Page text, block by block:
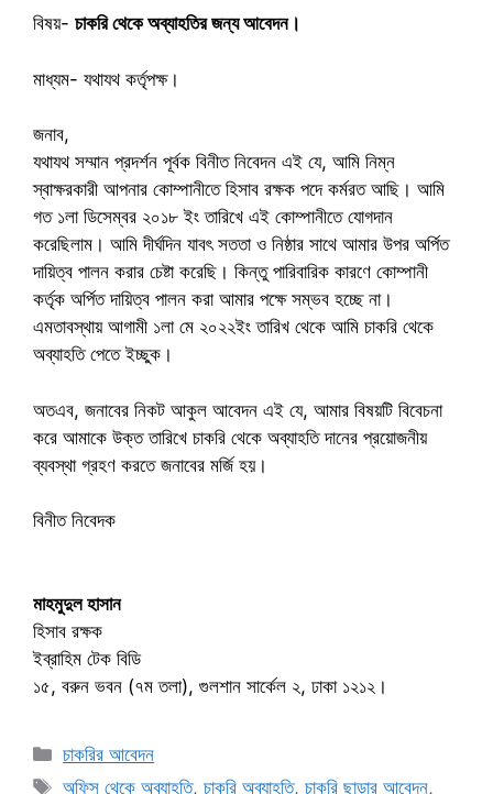
বিষয়- চাকরি থেকে অব্যাহতির জন্য আবেদন।
মাধ্যম- যথাযথ কর্তৃপক্ষ।
জনাব,
যথাযথ সম্মান প্রদর্শন পূর্বক বিনীত নিবেদন এই যে, আমি নিম্ন
স্বাক্ষরকারী আপনার কোম্পানীতে হিসাব রক্ষক পদে কর্মরত আছি। আমি
গত ১লা ডিসেম্বর ২০১৮ ইং তারিখে এই কোম্পানীতে যোগদান
করেছিলাম। আমি দীর্ঘদিন যাবৎ সততা ও নিষ্ঠার সাথে আমার উপর অর্পিত
দায়িত্ব পালন করার চেষ্টা করেছি। কিন্তু পারিবারিক কারণে কোম্পানী
কর্তৃক অর্পিত দায়িত্ব পালন করা আমার পক্ষে সম্ভব হচ্ছে না।
এমতাবস্থায় আগামী ১লা মে ২০২২ইং তারিখ থেকে আমি চাকরি থেকে
অব্যাহতি পেতে ইচ্ছুক।
অতএব, জনাবের নিকট আকুল আবেদন এই যে, আমার বিষয়টি বিবেচনা
করে আমাকে উক্ত তারিখে চাকরি থেকে অব্যাহতি দানের প্রয়োজনীয়
ব্যবস্থা গ্রহণ করতে জনাবের মর্জি হয়।
বিনীত নিবেদক
মাহমুদুল হাসান
হিসাব রক্ষক
ইব্রাহিম টেক বিডি
১৫, বরুন ভবন (৭ম তলা), গুলশান সার্কেল ২, ঢাকা ১২১২।
Categories
চাকরির আবেদন
Tags
অফিস থেকে অব্যাহতি,চাকরি অব্যাহতি,চাকরি ছাড়ার আবেদন,